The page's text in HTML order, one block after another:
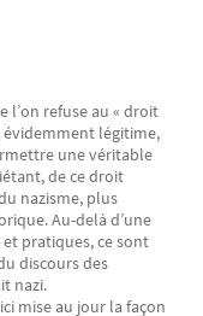
l’on refuse au « droit
évidemment légitime,
une véritable
de ce droit
nazisme, plus
Au-delà d’une
pratiques, ce sont
discours des
nazi.
mise au jour la façon